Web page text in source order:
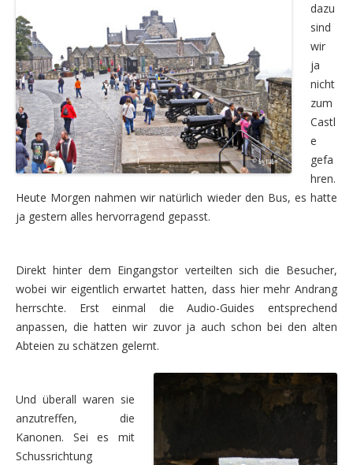
Montag, 27.07. – die ersten Kilometer auf
Dienstag, 28.07. – mein Dorf „Bergendal“
Mittwoch, 29.07. – auf dem Weg zum Südkap
Donnerstag, 30.07. – entlang der Küste nach Tengs
Freitag, 31.07. – Eintauchen in die Bergwelt ohne
Samstag, 1.08. – erste Fährfahrt
Die zweite Woche – Südnorwegen
Montag, 3.08. – weiter nach Norden, vorbei am
Dienstag, 4.08. – Wanderung am Rande der
Mittwoch, 5.08. – Wanderung vier Wasserfälle
Donnerstag, 6.08. – auf dem Weg nach Geiranger
Freitag, 7.08. – Fahrt nach Flaktveit mit Besuch in
Samstag, 8.08. – Weiterfahrt nach Skei
Die dritte Woche – Die Entscheidung
dazu
sind
wir
ja
nicht
zum
Castl
e
gefa
hren.
Heute Morgen nahmen wir natürlich wieder den Bus, es hatte
ja gestern alles hervorragend gepasst.
Direkt hinter dem Eingangstor verteilten sich die Besucher,
wobei wir eigentlich erwartet hatten, dass hier mehr Andrang
herrschte. Erst einmal die Audio-Guides entsprechend
anpassen, die hatten wir zuvor ja auch schon bei den alten
Abteien zu schätzen gelernt.
Und überall waren sie
anzutreffen, die
Kanonen. Sei es mit
Schussrichtung